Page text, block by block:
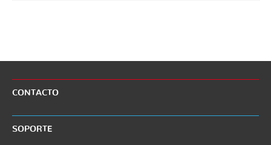
CONTACTO
SOPORTE